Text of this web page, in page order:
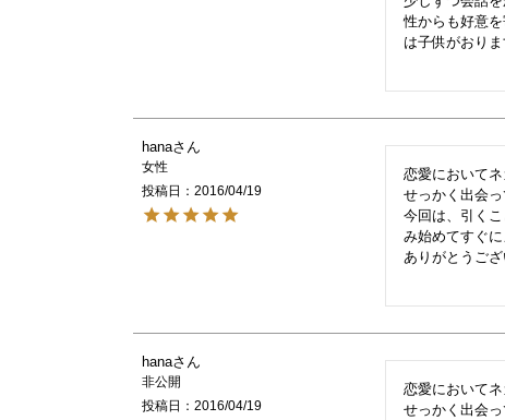
性からも好意
は子供がおり
hana
女性
投稿日
2016/04/19
恋愛において
せっかく出会
今回は、引く
み始めてすぐ
ありがとうござ
hana
非公開
投稿日
2016/04/19
恋愛において
せっかく出会